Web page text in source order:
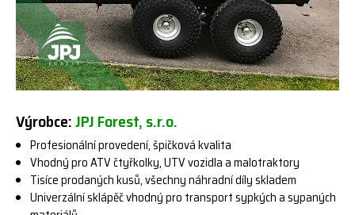
Výrobce:JPJ Forest, s.r.o.
Profesionální provedení, špičková kvalita
Vhodný pro ATV čtyřkolky, UTV vozidla a malotraktory
Tisíce prodaných kusů, všechny náhradní díly skladem
Univerzální sklápěč vhodný pro transport sypkých a sypaných